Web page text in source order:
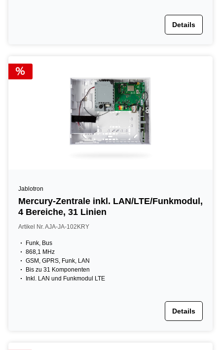
Details
Jablotron
Mercury-Zentrale inkl. LAN/LTE/Funkmodul,
4 Bereiche, 31 Linien
Artikel Nr. AJA-JA-102KRY
Funk, Bus
868,1 MHz
GSM, GPRS, Funk, LAN
Bis zu 31 Komponenten
Inkl. LAN und Funkmodul LTE
Details